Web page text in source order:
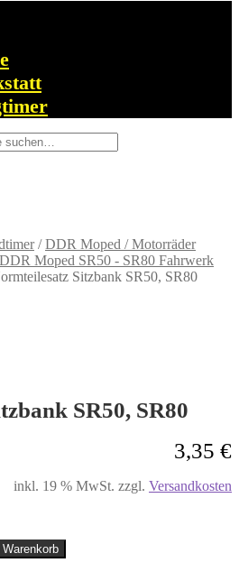
/DDR Moped / Motorräder
DDR Moped SR50 - SR80 Fahrwerk
Sitzbank SR50, SR80
SR50, SR80
3,35 €
inkl. 19 % MwSt. zzgl. Versandkosten